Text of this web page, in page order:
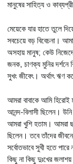
মানুষের সাহিত্য ও
মেয়েকে যার হাতে তুলে
সবচেয়ে বড় বিবেচনা।
অসহায় মানুষ; কেউ
জনক, চাণক্য মুনির দর্শনে
সুখং জীবেৎ। অর্থাৎ ঋণ
আমরা বাবাকে আমি
আনন্দ-বিলাসী ছিলেন।
আমরা খুশি হতাম। আমরা
ছিলেন। তবে তাঁদের
সর্বোতভাবে সুখী হতে
কিছু না কিছু দুঃখের